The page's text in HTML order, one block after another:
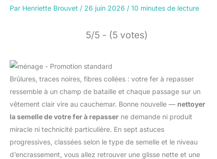
Par Henriette Brouvet / 26 juin 2026 / 10 minutes de lecture
5/5 - (5 votes)
Brûlures, traces noires, fibres collées : votre fer à repasser
ressemble à un champ de bataille et chaque passage sur un
vêtement clair vire au cauchemar. Bonne nouvelle — nettoyer
la semelle de votre fer à repasser ne demande ni produit
miracle ni technicité particulière. En sept astuces
progressives, classées selon le type de semelle et le niveau
d’encrassement, vous allez retrouver une glisse nette et une